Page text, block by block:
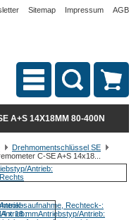
Sitemap Impressum AGB
A+S 14X18MM 80-400N
Drehmomentschlüssel SE
C-SE A+S 14x18...